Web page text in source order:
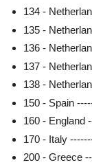
134 -
135 -
136 -
137 -
138 -
150 - Spain
160 - England
170 - Italy
200 - Greece